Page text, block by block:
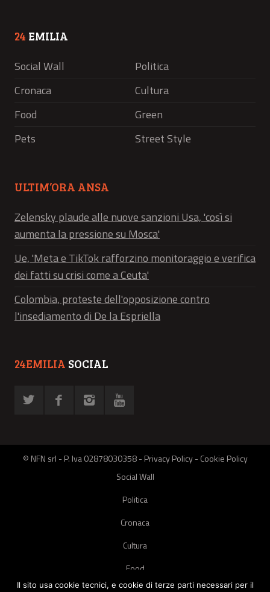
24 EMILIA
Social Wall
Politica
Cronaca
Cultura
Food
Green
Pets
Street Style
ULTIM’ORA ANSA
Zelensky plaude alle nuove sanzioni Usa, 'così si
aumenta la pressione su Mosca'
Ue, 'Meta e TikTok rafforzino monitoraggio e verifica
dei fatti su crisi come a Ceuta'
Colombia, proteste dell'opposizione contro
l'insediamento di De la Espriella
24EMILIA SOCIAL
© NFN srl - P. Iva 02878030358 -Privacy Policy-Cookie Policy
Social Wall
Politica
Cronaca
Cultura
Food
Il sito usa cookie tecnici, e cookie di terze parti necessari per il